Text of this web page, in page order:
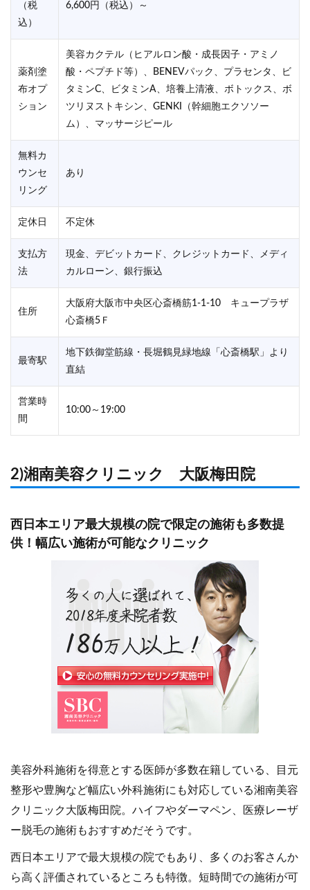
（税
込）
6,600円（税込）～
薬剤塗
布オプ
ション
美容カクテル（ヒアルロン酸・成長因子・アミノ
酸・ペプチド等）、BENEVパック、プラセンタ、ビ
タミンC、ビタミンA、培養上清液、ボトックス、ボ
ツリヌストキシン、GENKI（幹細胞エクソソー
ム）、マッサージピール
無料カ
ウンセ
リング
あり
定休日 不定休
支払方
法
現金、デビットカード、クレジットカード、メディ
カルローン、銀行振込
住所
大阪府大阪市中央区心斎橋筋1-1-10 キュープラザ
心斎橋5Ｆ
最寄駅
地下鉄御堂筋線・長堀鶴見緑地線「心斎橋駅」より
直結
営業時
間
10:00～19:00
2)湘南美容クリニック 大阪梅田院
西日本エリア最大規模の院で限定の施術も多数提
供！幅広い施術が可能なクリニック
美容外科施術を得意とする医師が多数在籍している、目元
整形や豊胸など幅広い外科施術にも対応している湘南美容
クリニック大阪梅田院。ハイフやダーマペン、医療レーザ
ー脱毛の施術もおすすめだそうです。
西日本エリアで最大規模の院でもあり、多くのお客さんか
ら高く評価されているところも特徴。短時間での施術が可